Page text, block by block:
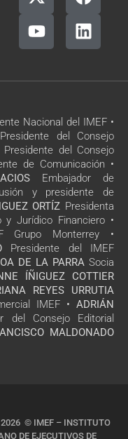
Nacional del IMEF •
Presidente del Consejo
Presidente del Consejo
de Comunicación •
Embajador de
y presidente de
ORTÍZ Presidenta
y Jurídico Financiero •
Grupo Monterrey •
Presidente del IMEF
DE LA PARRA Socia
ÍÑIGUEZ COTTIER
REYES URRUTIA
IMEF • ADRIÁN
del Consejo Editorial
MALDONADO
© IMEF – INSTITUTO
DE EJECUTIVOS DE